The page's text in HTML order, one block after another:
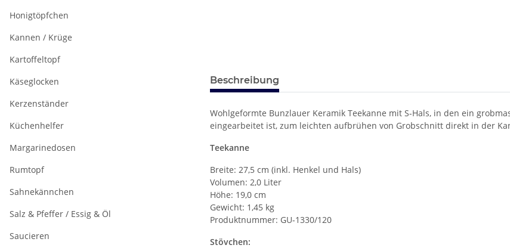
Beschreibung
Wohlgeformte Bunzlauer Keramik Teekanne mit S-Hals, in den ein
eingearbeitet ist, zum leichten aufbrühen von Grobschnitt direkt in der
Teekanne
Breite: 27,5 cm (inkl. Henkel und Hals)
Volumen: 2,0 Liter
Höhe: 19,0 cm
Gewicht: 1,45 kg
Produktnummer: GU-1330/120
Stövchen:
Honigtöpfchen
Kannen / Krüge
Kartoffeltopf
Käseglocken
Kerzenständer
Küchenhelfer
Margarinedosen
Rumtopf
Sahnekännchen
Salz & Pfeffer / Essig & Öl
Saucieren